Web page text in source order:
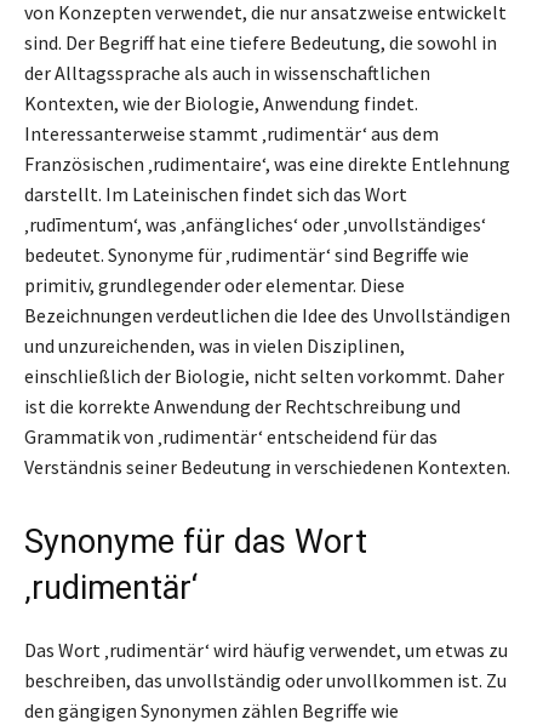
von Konzepten verwendet, die nur ansatzweise entwickelt
sind. Der Begriff hat eine tiefere Bedeutung, die sowohl in
der Alltagssprache als auch in wissenschaftlichen
Kontexten, wie der Biologie, Anwendung findet.
Interessanterweise stammt ‚rudimentär‘ aus dem
Französischen ‚rudimentaire‘, was eine direkte Entlehnung
darstellt. Im Lateinischen findet sich das Wort
‚rudīmentum‘, was ‚anfängliches‘ oder ‚unvollständiges‘
bedeutet. Synonyme für ‚rudimentär‘ sind Begriffe wie
primitiv, grundlegender oder elementar. Diese
Bezeichnungen verdeutlichen die Idee des Unvollständigen
und unzureichenden, was in vielen Disziplinen,
einschließlich der Biologie, nicht selten vorkommt. Daher
ist die korrekte Anwendung der Rechtschreibung und
Grammatik von ‚rudimentär‘ entscheidend für das
Verständnis seiner Bedeutung in verschiedenen Kontexten.
Synonyme für das Wort
‚rudimentär‘
Das Wort ‚rudimentär‘ wird häufig verwendet, um etwas zu
beschreiben, das unvollständig oder unvollkommen ist. Zu
den gängigen Synonymen zählen Begriffe wie